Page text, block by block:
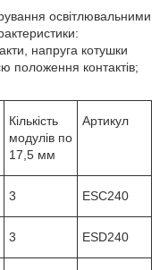
освітлювальними
напруга котушки
положення контактів;
Кількість
модулів по
17,5 мм
Артикул
3 ESC240
3 ESD240